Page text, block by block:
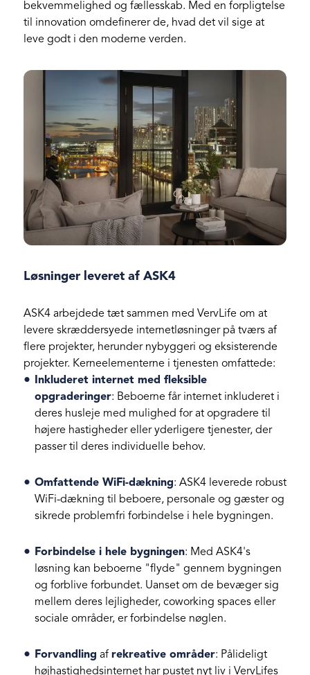
bekvemmelighed og fællesskab. Med en forpligtelse
til innovation omdefinerer de, hvad det vil sige at
leve godt i den moderne verden.
Løsninger leveret af ASK4
ASK4 arbejdede tæt sammen med VervLife om at
levere skræddersyede internetløsninger på tværs af
flere projekter, herunder nybyggeri og eksisterende
projekter. Kerneelementerne i tjenesten omfattede:
Inkluderet internet med fleksible
opgraderinger: Beboerne får internet inkluderet i
deres husleje med mulighed for at opgradere til
højere hastigheder eller yderligere tjenester, der
passer til deres individuelle behov.
Omfattende WiFi-dækning: ASK4 leverede robust
WiFi-dækning til beboere, personale og gæster og
sikrede problemfri forbindelse i hele bygningen.
Forbindelse i hele bygningen: Med ASK4's
løsning kan beboerne "flyde" gennem bygningen
og forblive forbundet. Uanset om de bevæger sig
mellem deres lejligheder, coworking spaces eller
sociale områder, er forbindelse nøglen.
Forvandling af rekreative områder: Pålideligt
højhastighedsinternet har pustet nyt liv i VervLifes